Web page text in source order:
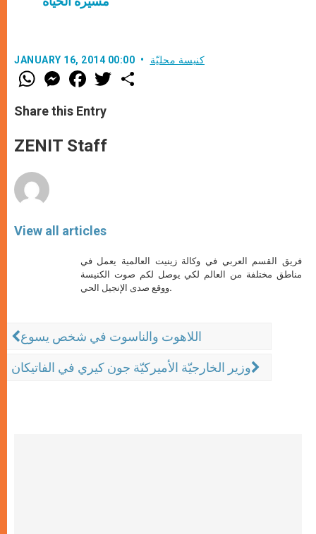
JANUARY 16, 2014 00:00 كنيسة محليّة
W
h
t
s
p
p
M
e
s
e
g
e
F
a
e
b
o
k
w
Share this Entry
ZENIT Staff
View all articles
فريق القسم العربي في وكالة زينيت العالمية يعمل في
مناطق مختلفة من العالم لكي يوصل لكم صوت الكنيسة
ووقع صدى الإنجيل الحي.
اللاهوت والناسوت في شخص يسوع
وزير الخارجيّة الأميركيّة جون كيري في الفاتيكان